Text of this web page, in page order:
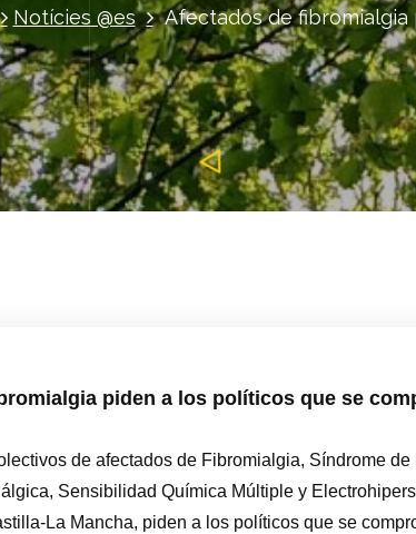
Notícies @es Afectados de
piden a los políticos que se
de afectados de Fibromialgia, Síndrome
Sensibilidad Química Múltiple y
La Mancha, piden a los políticos que se